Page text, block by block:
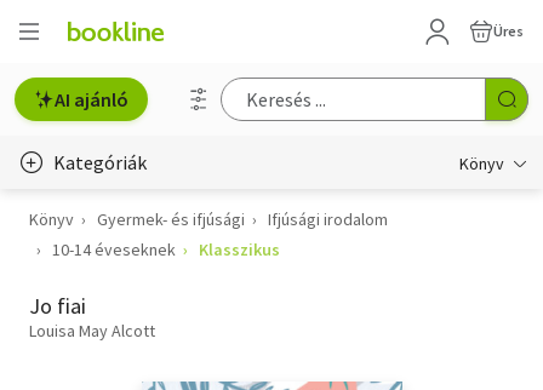
Üres
AI ajánló
Kategóriák Könyv
Életmód, egészség
Gyermek- és ifjúsági
Hobbi, szabadidő
Könyv Gyermek- és ifjúsági
Ifjúsági irodalom
10-14 éveseknek
Klasszikus
Jo fiai
Louisa May Alcott